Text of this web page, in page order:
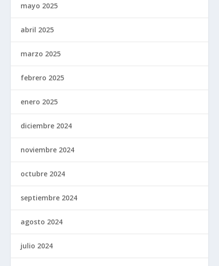
mayo 2025
abril 2025
marzo 2025
febrero 2025
enero 2025
diciembre 2024
noviembre 2024
octubre 2024
septiembre 2024
agosto 2024
julio 2024